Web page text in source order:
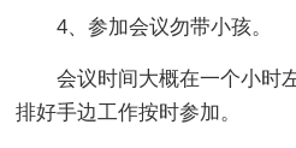
4、参加会议勿带小孩。
会议时间大概在一个小时
排好手边工作按时参加。